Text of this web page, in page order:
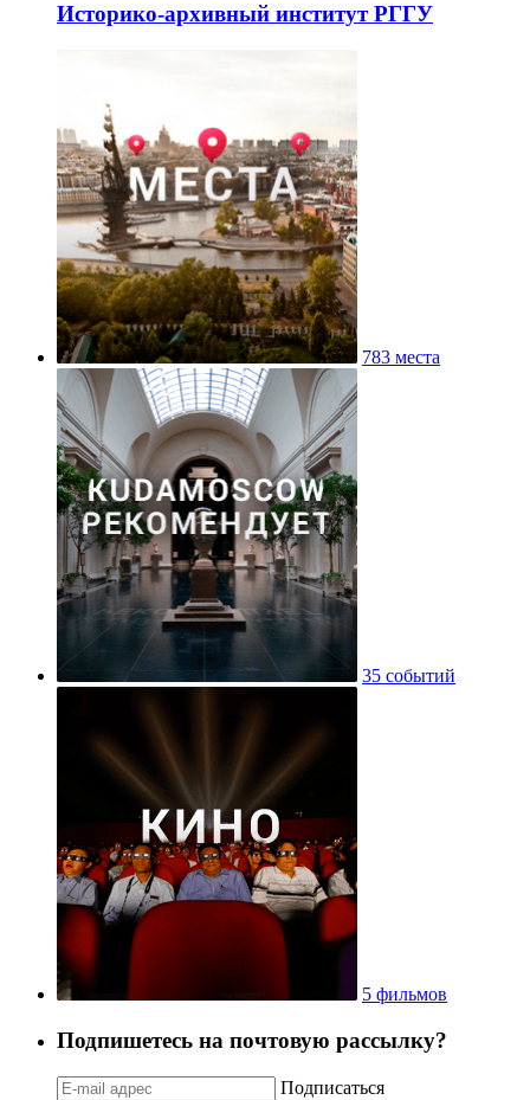
Историко-архивный институт РГГУ
783 места
35 событий
5 фильмов
Подпишетесь на почтовую рассылку?
Подписаться